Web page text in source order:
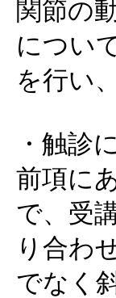
関節の
につい
を行い
・触診
前項に
で、受
り合わ
でなく